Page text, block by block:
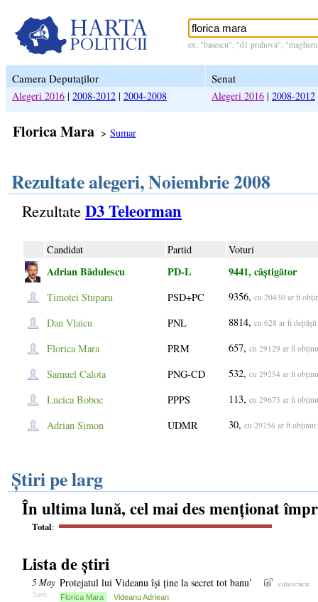
ex: "basescu", "d1 prahova",
Camera Deputaților Senat
Alegeri 2016 | 2008-2012 | 2004-2008 Alegeri 2016 | 2008-2012
Florica Mara > Sumar
Rezultate alegeri, Noiembrie 2008
Rezultate D3 Teleorman
Candidat Partid Voturi
Adrian Bădulescu PD-L 9441, câștigător
Timotei Stuparu PSD+PC 9356, cu 20430 ar fi
Dan Vlaicu PNL 8814, cu 628 ar fi
Florica Mara PRM 657, cu 29129 ar fi
Samuel Calota PNG-CD 532, cu 29254 ar fi
Lucica Boboc PPPS 113, cu 29673 ar fi
Adrian Simon UDMR 30, cu 29756 ar fi
Știri pe larg
În ultima lună, cel mai des menționat
Total:
Lista de știri
5 May
5am
Protejatul lui Videanu își ține la secret tot banu’ catavencu
Florica Mara Videanu Adriean